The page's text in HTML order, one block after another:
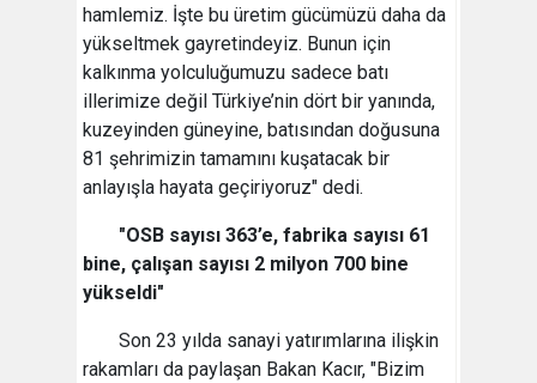
hamlemiz. İşte bu üretim gücümüzü daha da
yükseltmek gayretindeyiz. Bunun için
kalkınma yolculuğumuzu sadece batı
illerimize değil Türkiye’nin dört bir yanında,
kuzeyinden güneyine, batısından doğusuna
81 şehrimizin tamamını kuşatacak bir
anlayışla hayata geçiriyoruz" dedi.
"OSB sayısı 363’e, fabrika sayısı 61
bine, çalışan sayısı 2 milyon 700 bine
yükseldi"
Son 23 yılda sanayi yatırımlarına ilişkin
rakamları da paylaşan Bakan Kacır, "Bizim